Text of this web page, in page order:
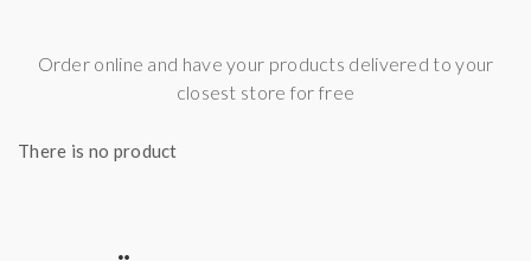
Tankinhalt: 2 ml
Verpackungseinheit:
3x Elfbar ELFX Pod 0,6 Ohm
Order online and have your products delivered to your
closest store for free
There is no product